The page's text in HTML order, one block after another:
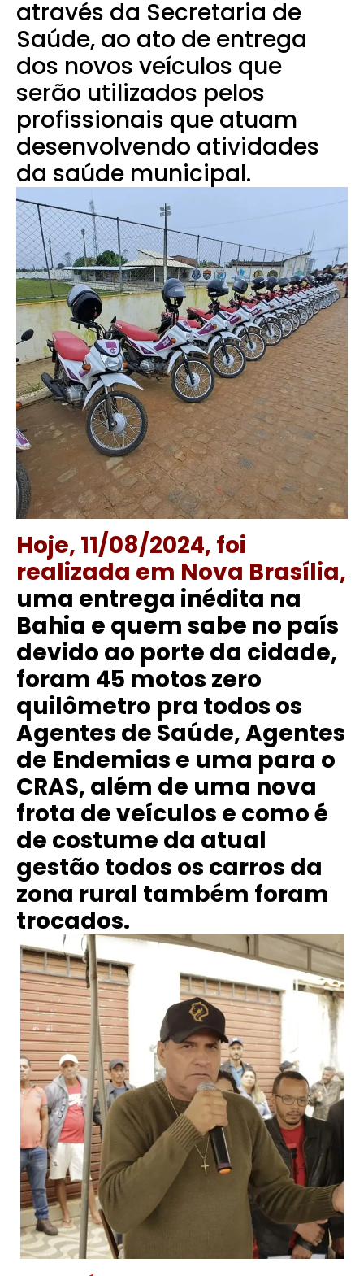
através da Secretaria de
Saúde, ao ato de entrega
dos novos veículos que
serão utilizados pelos
profissionais que atuam
desenvolvendo atividades
da saúde municipal.
Hoje, 11/08/2024, foi
realizada em Nova Brasília,
uma entrega inédita na
Bahia e quem sabe no país
devido ao porte da cidade,
foram 45 motos zero
quilômetro pra todos os
Agentes de Saúde, Agentes
de Endemias e uma para o
CRAS, além de uma nova
frota de veículos e como é
de costume da atual
gestão todos os carros da
zona rural também foram
trocados.